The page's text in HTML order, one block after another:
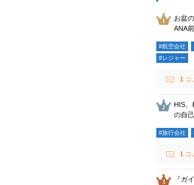
お盆
ANA
#航空会社
#レジャー
1 コ
HIS
の自
#旅行会社
1 コ
『ガ